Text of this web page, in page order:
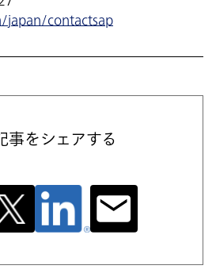
contactsap
事をシェアする